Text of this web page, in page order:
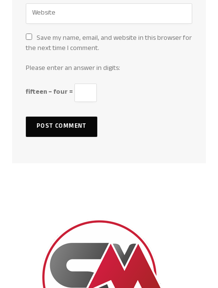
Save my name, email, and website in this browser for
the next time I comment.
Please enter an answer in digits:
fifteen − four =